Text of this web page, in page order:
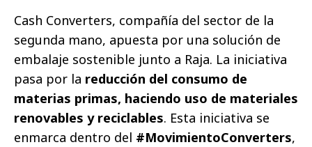
Cash Converters, compañía del sector de la
segunda mano, apuesta por una solución de
embalaje sostenible junto a Raja. La iniciativa
pasa por la reducción del consumo de
materias primas, haciendo uso de materiales
renovables y reciclables. Esta iniciativa se
enmarca dentro del #MovimientoConverters,